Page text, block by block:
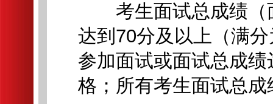
考生面试总成绩（
达到70分及以上（满
参加面试或面试总成
格；所有考生面试总